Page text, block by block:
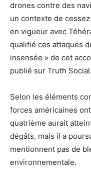
drones contre des
un contexte de
en vigueur avec
qualifié ces attaques
insensée » de cet
publié sur Truth Social.
Selon les éléments
forces américaines
quatrième aurait
dégâts, mais il a
mentionnent pas de
environnementale.